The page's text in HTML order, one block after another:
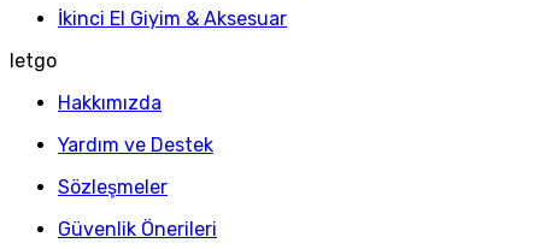
İkinci El Giyim & Aksesuar
letgo
Hakkımızda
Yardım ve Destek
Sözleşmeler
Güvenlik Önerileri